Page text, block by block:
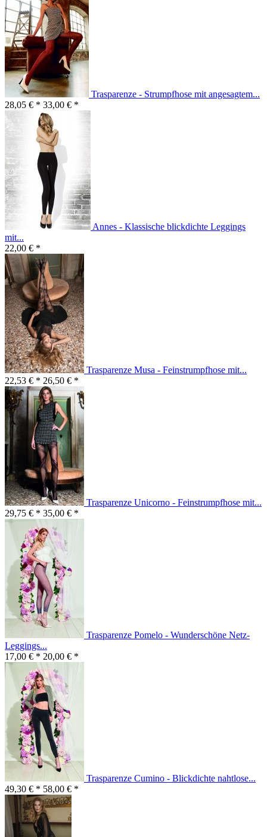
Trasparenze - Strumpfhose mit angesagtem...
28,05 € * 33,00 € *
Annes - Klassische blickdichte Leggings
mit...
22,00 € *
Trasparenze Musa - Feinstrumpfhose mit...
22,53 € * 26,50 € *
Trasparenze Unicorno - Feinstrumpfhose mit...
29,75 € * 35,00 € *
Trasparenze Pomelo - Wunderschöne Netz-
Leggings...
17,00 € * 20,00 € *
Trasparenze Cumino - Blickdichte nahtlose...
49,30 € * 58,00 € *